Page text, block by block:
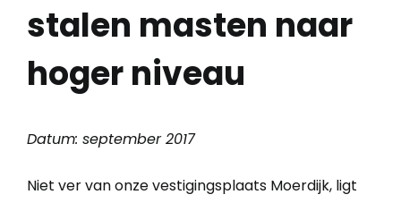
stalen masten naar
hoger niveau
Datum: september 2017
Niet ver van onze vestigingsplaats Moerdijk, ligt